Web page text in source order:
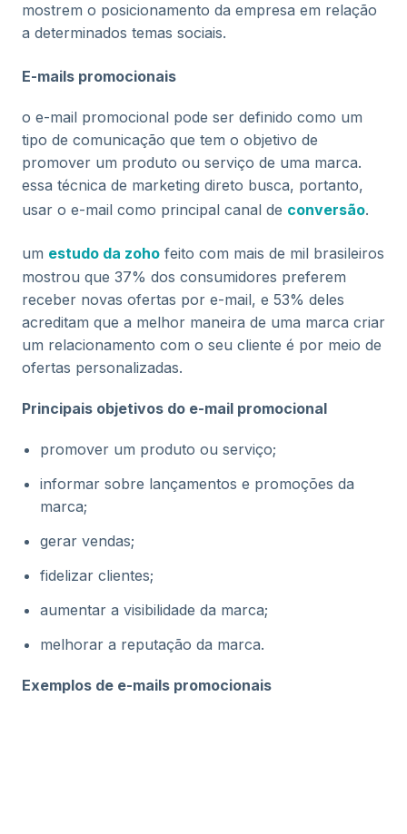
mostrem o posicionamento da empresa em relação
a determinados temas sociais.
E-mails promocionais
o e-mail promocional pode ser definido como um
tipo de comunicação que tem o objetivo de
promover um produto ou serviço de uma marca.
essa técnica de marketing direto busca, portanto,
usar o e-mail como principal canal de conversão.
um estudo da zoho feito com mais de mil brasileiros
mostrou que 37% dos consumidores preferem
receber novas ofertas por e-mail, e 53% deles
acreditam que a melhor maneira de uma marca criar
um relacionamento com o seu cliente é por meio de
ofertas personalizadas.
Principais objetivos do e-mail promocional
promover um produto ou serviço;
informar sobre lançamentos e promoções da
marca;
gerar vendas;
fidelizar clientes;
aumentar a visibilidade da marca;
melhorar a reputação da marca.
Exemplos de e-mails promocionais